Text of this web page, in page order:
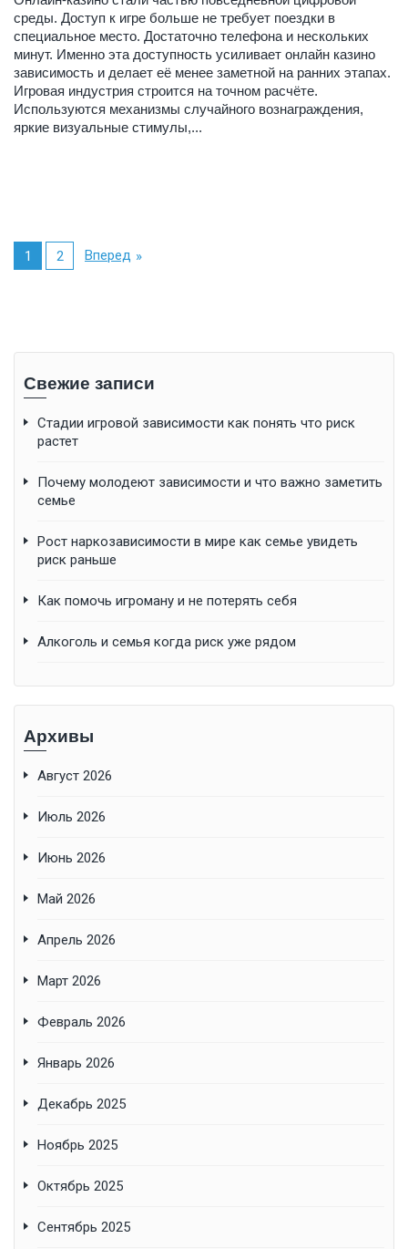
среды. Доступ к игре больше не требует поездки в
специальное место. Достаточно телефона и нескольких
минут. Именно эта доступность усиливает онлайн казино
зависимость и делает её менее заметной на ранних этапах.
Игровая индустрия строится на точном расчёте.
Используются механизмы случайного вознаграждения,
яркие визуальные стимулы,...
1 2 Вперед
Свежие записи
Стадии игровой зависимости как понять что риск
растет
Почему молодеют зависимости и что важно заметить
семье
Рост наркозависимости в мире как семье увидеть
риск раньше
Как помочь игроману и не потерять себя
Алкоголь и семья когда риск уже рядом
Архивы
Август 2026
Июль 2026
Июнь 2026
Май 2026
Апрель 2026
Март 2026
Февраль 2026
Январь 2026
Декабрь 2025
Ноябрь 2025
Октябрь 2025
Сентябрь 2025